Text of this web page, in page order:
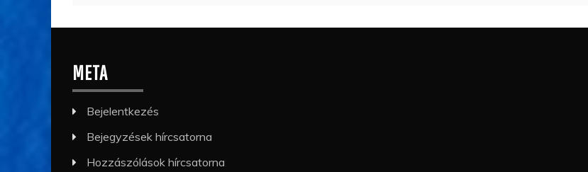
META
Bejelentkezés
Bejegyzések hírcsatorna
Hozzászólások hírcsatorna